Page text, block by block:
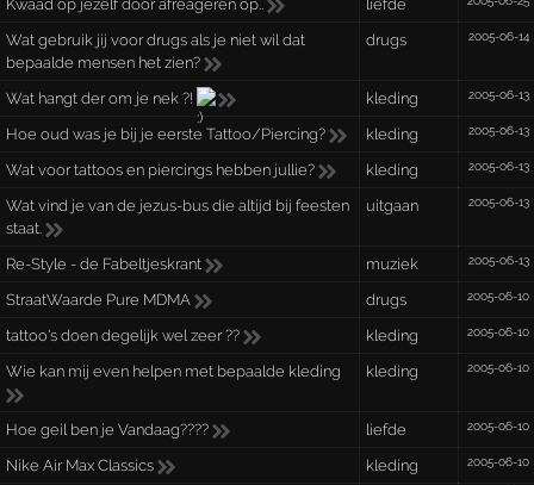
Kwaad op jezelf door afreageren op.. liefde
Wat gebruik jij voor drugs als je niet wil dat
bepaalde mensen het zien?
drugs 2005-06-14
Wat hangt der om je nek ?! kleding 2005-06-13
Hoe oud was je bij je eerste Tattoo/Piercing? kleding 2005-06-13
Wat voor tattoos en piercings hebben jullie? kleding 2005-06-13
Wat vind je van de jezus-bus die altijd bij feesten
staat.
uitgaan 2005-06-13
Re-Style - de Fabeltjeskrant muziek 2005-06-13
StraatWaarde Pure MDMA drugs 2005-06-10
tattoo's doen degelijk wel zeer ?? kleding 2005-06-10
Wie kan mij even helpen met bepaalde kleding kleding 2005-06-10
Hoe geil ben je Vandaag???? liefde 2005-06-10
Nike Air Max Classics kleding 2005-06-10